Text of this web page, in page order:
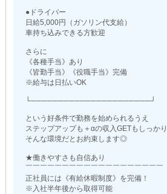
●ドライバー
日給5,000円（ガソリン代支給）
車持ち込みできる方歓迎
さらに
《各種手当》あり
《皆勤手当》《役職手当》完備
※給与は日払いOK
└──────────────────────┘
という好条件で勤務を始められるうえ
ステップアップも＋αの収入GETもしっか
そんな環境だとお約束します◎
★働きやすさも自信あり
￣￣￣￣￣￣￣￣￣￣￣￣￣￣￣￣￣￣￣
正社員には《有給休暇制度》を完備！
※入社半年後から取得可能